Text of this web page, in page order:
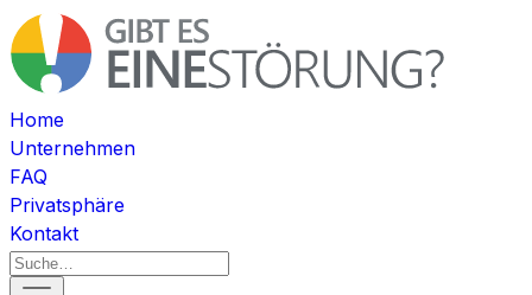
Home
Unternehmen
FAQ
Privatsphäre
Kontakt